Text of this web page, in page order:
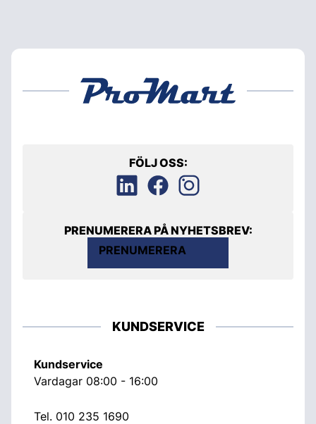
FÖLJ OSS:
PRENUMERERA PÅ NYHETSBREV:
PRENUMERERA
KUNDSERVICE
Kundservice
Vardagar 08:00 - 16:00
Tel. 010 235 1690